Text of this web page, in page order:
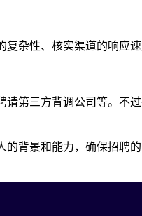
杂性、核实渠道的响应
第三方背调公司等。
背景和能力，确保招聘